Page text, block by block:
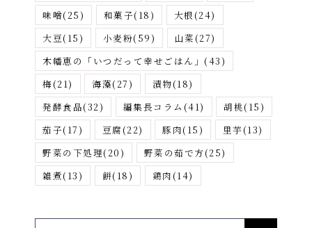
味噌(25) 和菓子(18) 大根(24)
大豆(15) 小麦粉(59) 山菜(27)
木幡恵の「いつだって幸せごはん」 (43)
梅(21) 海藻(27) 漬物(18)
発酵食品(32) 編集長コラム (41) 胡桃(15)
茄子(17) 豆腐(22) 豚肉(15) 里芋(13)
野菜の下処理(20) 野菜の茹で方(25)
雑煮(13) 餅(18) 鶏肉(14)